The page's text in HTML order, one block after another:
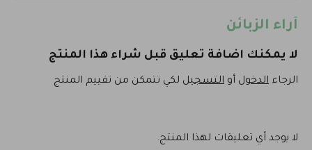
آراء الزبائن
لا يمكنك اضافة تعليق قبل شراء هذا المنتج
الرجاء الدخول أو التسجيل لكي تتمكن من تقييم المنتج
لا يوجد أي تعليقات لهذا المنتج.